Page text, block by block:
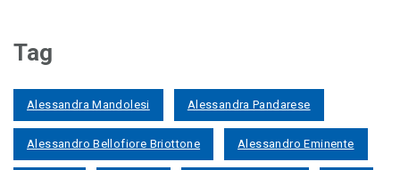
Tag
Alessandra Mandolesi Alessandra Pandarese
Alessandro Bellofiore Briottone Alessandro Eminente